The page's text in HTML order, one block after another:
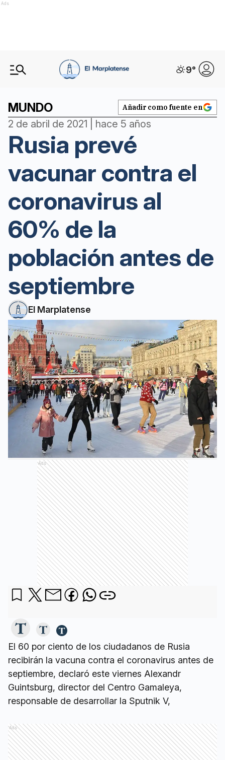
Ads
9°
MUNDO Añadir como fuente en
2 de abril de 2021 | hace 5 años
Rusia prevé
vacunar contra el
coronavirus al
60% de la
población antes de
septiembre
El Marplatense
Ads
El 60 por ciento de los ciudadanos de Rusia
recibirán la vacuna contra el coronavirus antes de
septiembre, declaró este viernes Alexandr
Guintsburg, director del Centro Gamaleya,
responsable de desarrollar la Sputnik V,
Ads